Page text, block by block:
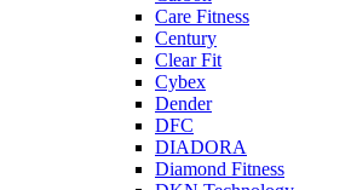
Care Fitness
Century
Clear Fit
Cybex
Dender
DFC
DIADORA
Diamond Fitness